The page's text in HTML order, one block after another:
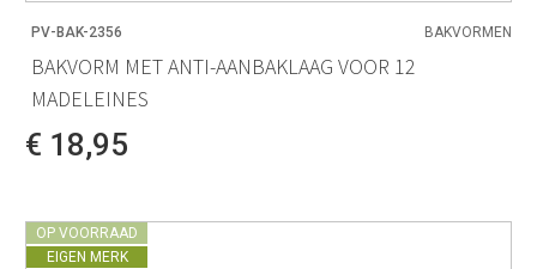
PV-BAK-2356 BAKVORMEN
BAKVORM MET ANTI-AANBAKLAAG VOOR 12
MADELEINES
€ 18,95
OP VOORRAAD
EIGEN MERK